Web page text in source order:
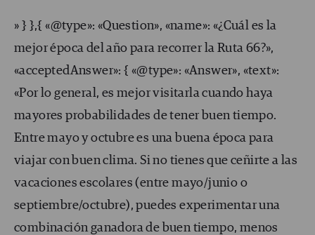
» } },{ «@type»: «Question», «name»: «¿Cuál es la
mejor época del año para recorrer la Ruta 66?»,
«acceptedAnswer»: { «@type»: «Answer», «text»:
«Por lo general, es mejor visitarla cuando haya
mayores probabilidades de tener buen tiempo.
Entre mayo y octubre es una buena época para
viajar con buen clima. Si no tienes que ceñirte a las
vacaciones escolares (entre mayo/junio o
septiembre/octubre), puedes experimentar una
combinación ganadora de buen tiempo, menos